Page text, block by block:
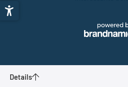
Trentino
Details